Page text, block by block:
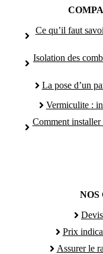
Ce qu’il faut
Isolation des
La pose d’un
Vermiculite :
Comment installer
NOS
Prix
Assurer le